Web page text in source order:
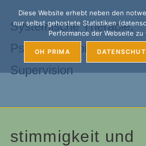
springen
Systemische Therapie,
Psychotherapie,
Supervision
stimmigkeit und
Diese Website erhebt neben den
nur selbst gehostete Statistiken
Performance der Webseite
OH PRIMA